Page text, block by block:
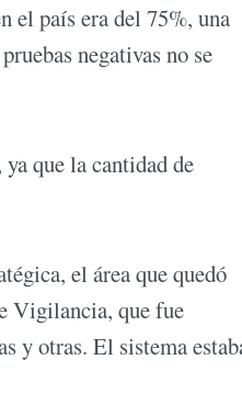
el país era del 75%, una
negativas no se
que la cantidad de
el área que quedó
Vigilancia, que fue
y otras. El sistema